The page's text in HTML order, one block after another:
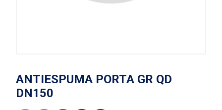
ANTIESPUMA PORTA GR QD
DN150